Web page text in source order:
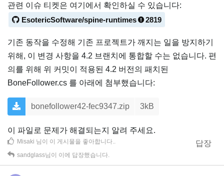
관련 이슈 티켓은 여기에서 확인하실 수 있습니다:
EsotericSoftware/spine-runtimes
2819
기존 동작을 수정해 기존 프로젝트가 깨지는 일을 방지하기
위해, 이 변경 사항을 4.2 브랜치에 통합할 수는 없습니다. 편
의를 위해 위 커밋이 적용된 4.2 버전의 패치된
BoneFollower.cs 를 아래에 첨부했습니다:
bonefollower42-fec9347.zip 3kB
이 파일로 문제가 해결되는지 알려 주세요.
답장
Misaki 님이 이 게시물을 좋아합니다..
sandglass님이 이에 답장했습니다.